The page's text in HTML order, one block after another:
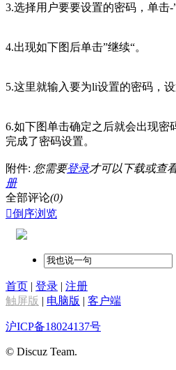
3.选择用户要要设置的密码，单击-
4.出现如下图后单击”继续“。
5.这里就输入要为li设置的密码，设
6.如下图单击确定之后就会出现密
完成了密码设置。
附件: 您需要登录才可以下载或查
册
全部评论(0)
倒序浏览
首页 | 登录 | 注册
触屏版 | 电脑版 | 客户端
沪ICP备18024137号
© Discuz Team.